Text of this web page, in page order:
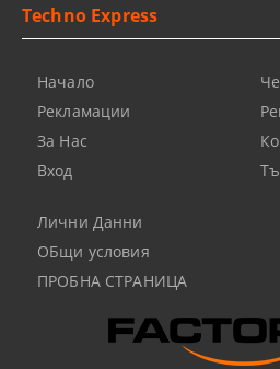
Techno Express
Начало
Рекламации
За Нас
Вход
Лични Данни
ОБщи условия
ПРОБНА СТРАНИЦА